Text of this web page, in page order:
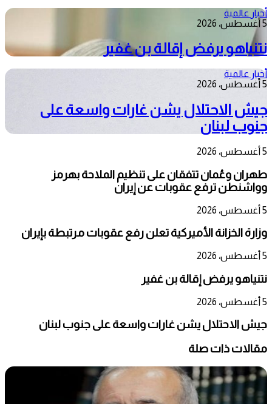
أخبار عالمية
5 أغسطس، 2026
نتنياهو يرفض إقالة بن غفير
أخبار عالمية
5 أغسطس، 2026
جيش الاحتلال يشن غارات واسعة على
جنوب لبنان
5 أغسطس، 2026
طهران وعُمان تتفقان على تنظيم الملاحة بهرمز
وواشنطن ترفع عقوبات عن إيران
5 أغسطس، 2026
وزارة الخزانة الأميركية تعلن رفع عقوبات مرتبطة بإيران
5 أغسطس، 2026
نتنياهو يرفض إقالة بن غفير
5 أغسطس، 2026
جيش الاحتلال يشن غارات واسعة على جنوب لبنان
مقالات ذات صلة